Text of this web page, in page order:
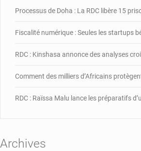
Processus de Doha : La RDC libère 15
Fiscalité numérique : Seules les startups
RDC : Kinshasa annonce des analyses
Comment des milliers d’Africains
RDC : Raïssa Malu lance les préparatifs
Archives